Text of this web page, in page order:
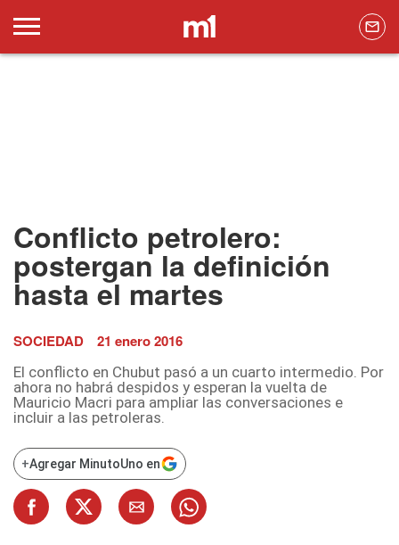
Conflicto petrolero:
postergan la definición
hasta el martes
SOCIEDAD 21 enero 2016
El conflicto en Chubut pasó a un cuarto intermedio. Por
ahora no habrá despidos y esperan la vuelta de
Mauricio Macri para ampliar las conversaciones e
incluir a las petroleras.
+Agregar MinutoUno en